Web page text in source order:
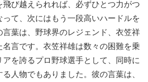
飛び越えられれば、必ずひとつ力がつ
って、次にはもう一段高いハードルを
言葉は、野球界のレジェンド、衣笠祥
名言です。衣笠祥雄は数々の困難を乗
アを誇るプロ野球選手として、同時に
人物でもありました。彼の言葉は、